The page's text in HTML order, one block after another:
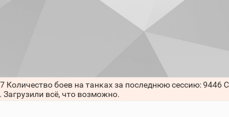
боев на танках за последнюю сессию: 9446
всё, что возможно.